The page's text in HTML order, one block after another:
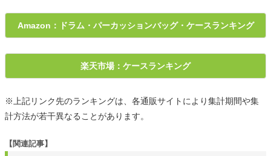
Amazon：ドラム・パーカッションバッグ・ケースランキング
楽天市場：ケースランキング
※上記リンク先のランキングは、各通販サイトにより集計期間や集
計方法が若干異なることがあります。
【関連記事】